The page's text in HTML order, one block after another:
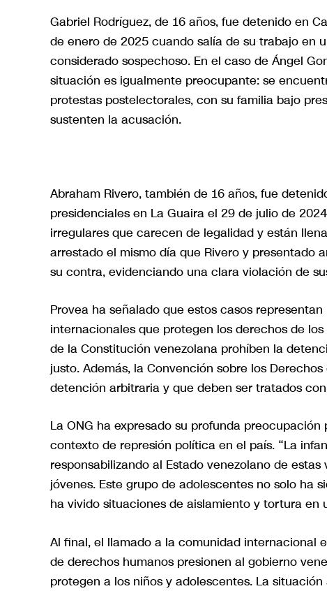
Gabriel Rodríguez, de 16 años, fue detenido en
de enero de 2025 cuando salía de su trabajo en
considerado sospechoso. En el caso de Ángel
situación es igualmente preocupante: se
protestas postelectorales, con su familia bajo
sustenten la acusación.
Abraham Rivero, también de 16 años, fue
presidenciales en La Guaira el 29 de julio de
irregulares que carecen de legalidad y están
arrestado el mismo día que Rivero y presentado
su contra, evidenciando una clara violación de
Provea ha señalado que estos casos
internacionales que protegen los derechos de
de la Constitución venezolana prohíben la
justo. Además, la Convención sobre los
detención arbitraria y que deben ser tratados
La ONG ha expresado su profunda
contexto de represión política en el país. “La
responsabilizando al Estado venezolano de
jóvenes. Este grupo de adolescentes no solo ha
ha vivido situaciones de aislamiento y tortura en
Al final, el llamado a la comunidad internacional
de derechos humanos presionen al gobierno
protegen a los niños y adolescentes. La